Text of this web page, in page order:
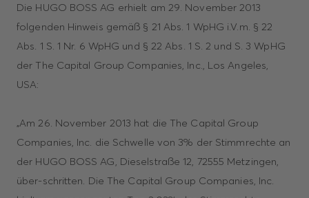
Die HUGO BOSS AG erhielt am 29. November 2013
folgenden Hinweis gemäß § 21 Abs. 1 WpHG i.V.m. § 22
Abs. 1 S. 1 Nr. 6 WpHG und § 22 Abs. 1 S. 2 und S. 3 WpHG
der The Capital Group Companies, Inc., Los Angeles,
USA:
„Am 26. November 2013 hat die The Capital Group
Companies, Inc. die Schwelle von 3% der Stimmrechte an
der HUGO BOSS AG, Dieselstraße 12, 72555 Metzingen,
über-schritten. Die The Capital Group Companies, Inc.